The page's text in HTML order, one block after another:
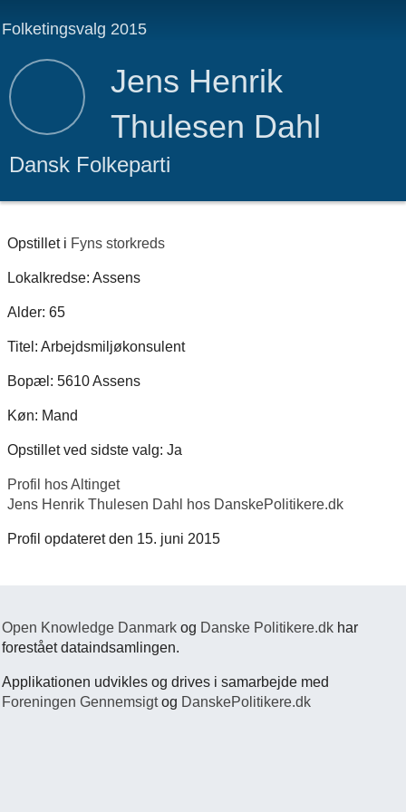
Folketingsvalg 2015
Jens Henrik
Thulesen Dahl
Dansk Folkeparti
Opstillet i Fyns storkreds
Lokalkredse: Assens
Alder: 65
Titel: Arbejdsmiljøkonsulent
Bopæl: 5610 Assens
Køn: Mand
Opstillet ved sidste valg: Ja
Profil hos Altinget
Jens Henrik Thulesen Dahl hos DanskePolitikere.dk
Profil opdateret den 15. juni 2015
Open Knowledge Danmark og Danske Politikere.dk har
forestået dataindsamlingen.
Applikationen udvikles og drives i samarbejde med
Foreningen Gennemsigtog DanskePolitikere.dk